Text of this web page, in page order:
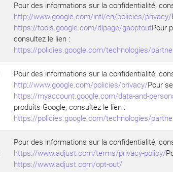
Pour des informations sur la confidentialité,
http://www.google.com/intl/en/policies/privacy/
https://tools.google.com/dlpage/gaoptoutPour
consultez le lien :
https://policies.google.com/technologies/
Pour des informations sur la confidentialité,
http://www.google.com/policies/privacy/Pour
https://myaccount.google.com/data-and-
produits Google, consultez le lien :
https://policies.google.com/technologies/
Pour des informations sur la confidentialité,
https://www.adjust.com/terms/privacy-policy/
https://www.adjust.com/opt-out/